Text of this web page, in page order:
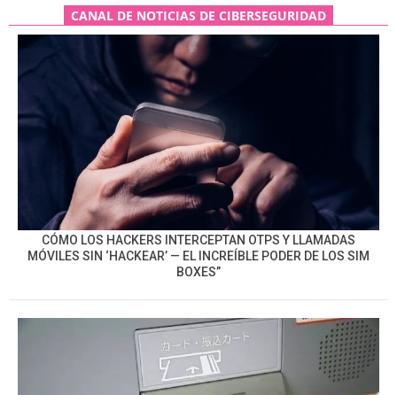
CANAL DE NOTICIAS DE CIBERSEGURIDAD
CÓMO LOS HACKERS INTERCEPTAN OTPS Y LLAMADAS
MÓVILES SIN ‘HACKEAR’ — EL INCREÍBLE PODER DE LOS SIM
BOXES”